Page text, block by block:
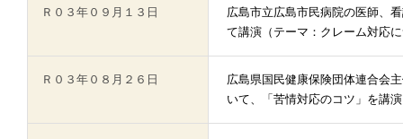
Ｒ０３年０９月１３日
広島市立広島市民病院の医師、
て講演（テーマ：クレーム対応
Ｒ０３年０８月２６日
広島県国民健康保険団体連合会
いて、「苦情対応のコツ」を講演